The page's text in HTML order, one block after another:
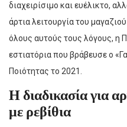
διαχειρίσιμο και ευέλικτο,
άρτια λειτουργία του
όλους αυτούς τους λόγους, η
εστιατόρια που βράβευσε ο
Ποιότητας το 2021.
Η διαδικασία για
με ρεβίθια